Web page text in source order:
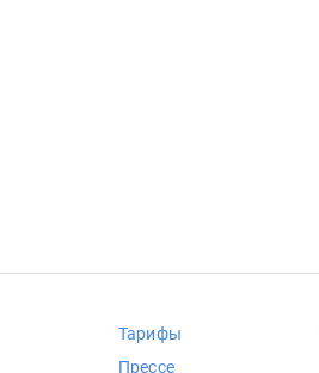
Тарифы
Прессе